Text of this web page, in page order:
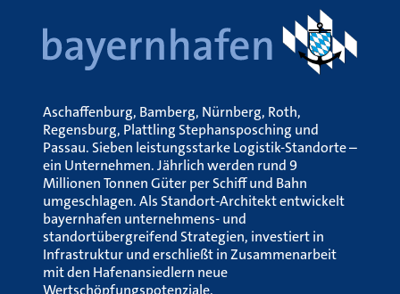
Aschaffenburg, Bamberg, Nürnberg, Roth,
Regensburg, Plattling Stephansposching und
Passau. Sieben leistungsstarke Logistik-Standorte –
ein Unternehmen. Jährlich werden rund 9
Millionen Tonnen Güter per Schiff und Bahn
umgeschlagen. Als Standort-Architekt entwickelt
bayernhafen unternehmens- und
standortübergreifend Strategien, investiert in
Infrastruktur und erschließt in Zusammenarbeit
mit den Hafenansiedlern neue
Wertschöpfungspotenziale.